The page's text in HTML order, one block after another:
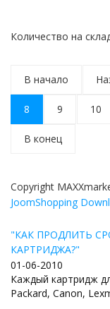
Количество на
В начало
8 9 10
В конец
Copyright
JoomShopping
"КАК ПРОДЛИТЬ
КАРТРИДЖА?"
01-06-2010
Каждый картридж
Packard, Canon,